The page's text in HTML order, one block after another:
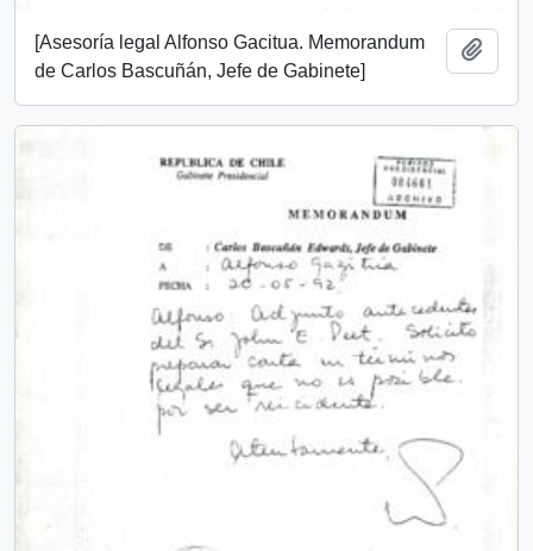
[Asesoría legal Alfonso Gacitua. Memorandum
de Carlos Bascuñán, Jefe de Gabinete]